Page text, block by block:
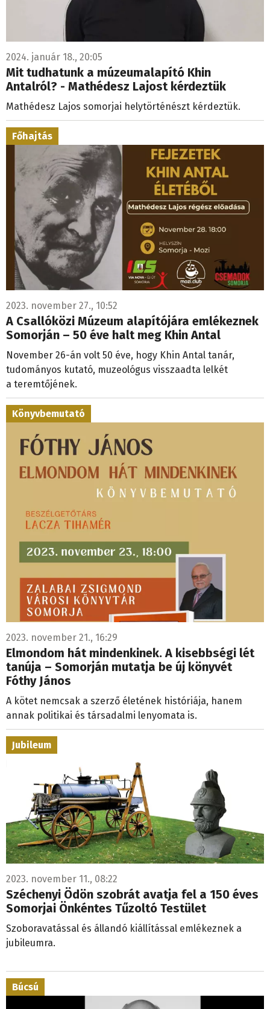
2024. január 18., 20:05
Mit tudhatunk a múzeumalapító Khin
Antalról? - Mathédesz Lajost kérdeztük
Mathédesz Lajos somorjai helytörténészt kérdeztük.
Főhajtás
2023. november 27., 10:52
A Csallóközi Múzeum alapítójára emlékeznek
Somorján – 50 éve halt meg Khin Antal
November 26-án volt 50 éve, hogy Khin Antal tanár,
tudományos kutató, muzeológus visszaadta lelkét
a teremtőjének.
Könyvbemutató
2023. november 21., 16:29
Elmondom hát mindenkinek. A kisebbségi lét
tanúja – Somorján mutatja be új könyvét
Fóthy János
A kötet nemcsak a szerző életének históriája, hanem
annak politikai és társadalmi lenyomata is.
Jubileum
2023. november 11., 08:22
Széchenyi Ödön szobrát avatja fel a 150 éves
Somorjai Önkéntes Tűzoltó Testület
Szoboravatással és állandó kiállítással emlékeznek a
jubileumra.
Búcsú